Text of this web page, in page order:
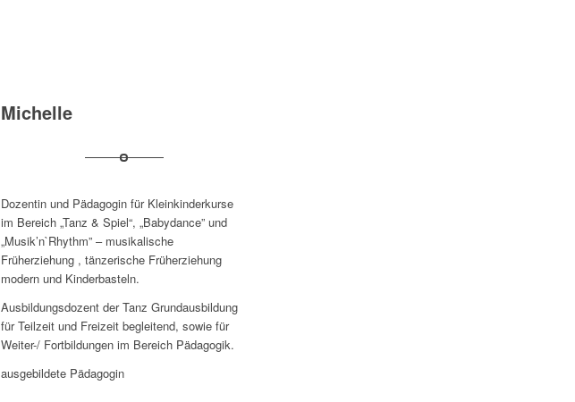
Michelle
Dozentin und Pädagogin für Kleinkinderkurse
im Bereich „Tanz & Spiel“, „Babydance” und
„Musik’n`Rhythm” – musikalische
Früherziehung , tänzerische Früherziehung
modern und Kinderbasteln.
Ausbildungsdozent der Tanz Grundausbildung
für Teilzeit und Freizeit begleitend, sowie für
Weiter-/ Fortbildungen im Bereich Pädagogik.
ausgebildete Pädagogin